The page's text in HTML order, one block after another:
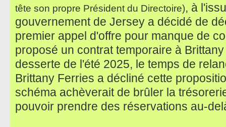
tête son propre Président du Directoire), à
gouvernement de Jersey a décidé de
premier appel d'offre pour manque de
proposé un contrat temporaire à
desserte de l'été 2025, le temps de
Brittany Ferries a décliné cette
schéma achèverait de brûler la
pouvoir prendre des réservations au-